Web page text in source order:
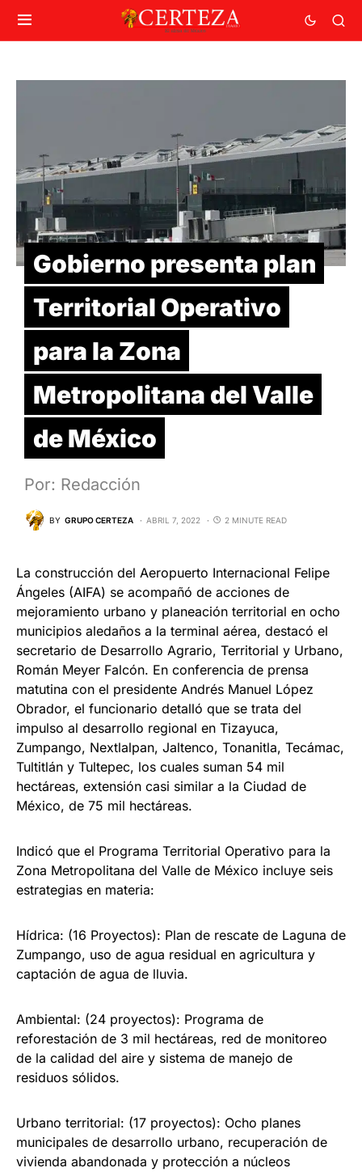
Gobierno presenta plan
Territorial Operativo
para la Zona
Metropolitana del Valle
de México
Por: Redacción
BY GRUPO CERTEZA ABRIL 7, 2022 2 MINUTE READ
La construcción del Aeropuerto Internacional Felipe
Ángeles (AIFA) se acompañó de acciones de
mejoramiento urbano y planeación territorial en ocho
municipios aledaños a la terminal aérea, destacó el
secretario de Desarrollo Agrario, Territorial y Urbano,
Román Meyer Falcón. En conferencia de prensa
matutina con el presidente Andrés Manuel López
Obrador, el funcionario detalló que se trata del
impulso al desarrollo regional en Tizayuca,
Zumpango, Nextlalpan, Jaltenco, Tonanitla, Tecámac,
Tultitlán y Tultepec, los cuales suman 54 mil
hectáreas, extensión casi similar a la Ciudad de
México, de 75 mil hectáreas.
Indicó que el Programa Territorial Operativo para la
Zona Metropolitana del Valle de México incluye seis
estrategias en materia:
Hídrica: (16 Proyectos): Plan de rescate de Laguna de
Zumpango, uso de agua residual en agricultura y
captación de agua de lluvia.
Ambiental: (24 proyectos): Programa de
reforestación de 3 mil hectáreas, red de monitoreo
de la calidad del aire y sistema de manejo de
residuos sólidos.
Urbano territorial: (17 proyectos): Ocho planes
municipales de desarrollo urbano, recuperación de
vivienda abandonada y protección a núcleos